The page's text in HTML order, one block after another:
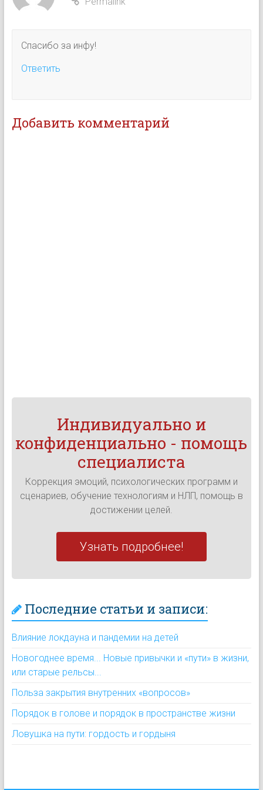
Спасибо за инфу!
Ответить
Добавить комментарий
Индивидуально и
конфиденциально - помощь
специалиста
Коррекция эмоций, психологических программ и
сценариев, обучение технологиям и НЛП, помощь в
достижении целей.
Узнать подробнее!
Последние статьи и записи:
Влияние локдауна и пандемии на детей
Новогоднее время... Новые привычки и «пути» в жизни,
или старые рельсы...
Польза закрытия внутренних «вопросов»
Порядок в голове и порядок в пространстве жизни
Ловушка на пути: гордость и гордыня